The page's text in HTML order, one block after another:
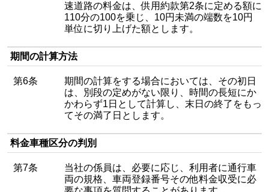
速道路の料金は、供用約款第2条に定める額に
110分の100を乗じ、10円未満の端数を10円
単位に切り上げた額とします。
期間の計算方法
第6条
期間の計算をする場合においては、その初日
は、別段の定めがない限り、時間の長短にか
かわらず1日として計算し、末日の終了をもっ
てその満了日とします。
料金車種区分の判別
第7条
当社の係員は、必要に応じ、利用者に通行車
両の規格、車両登録番号その他料金収受に必